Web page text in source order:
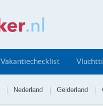
Vakantiechecklist
Nederland Gelderland